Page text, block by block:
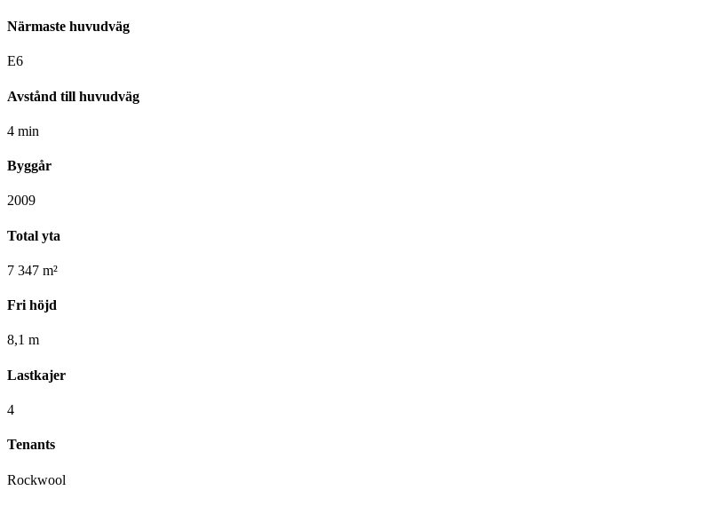
Närmaste huvudväg
E6
Avstånd till huvudväg
4 min
Byggår
2009
Total yta
7 347 m²
Fri höjd
8,1 m
Lastkajer
4
Tenants
Rockwool